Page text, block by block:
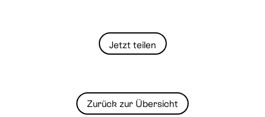
Jetzt teilen
Zurück zur Übersicht